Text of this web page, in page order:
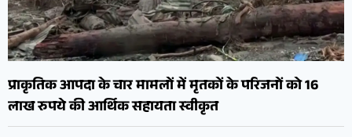
प्राकृतिक आपदा के चार मामलों में मृतकों के परिजनों को 16
लाख रुपये की आर्थिक सहायता स्वीकृत